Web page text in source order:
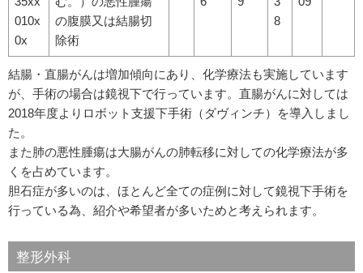
010x
0x
の腹膜又は結腸切
除術
8
結腸・直腸がんは増加傾向にあり、化学療法も実施しています
が、手術の場合は鏡視下で行っています。直腸がんに対しては
2018年度よりロボット支援下手術（ダヴィンチ）を導入しまし
た。
また肺の悪性腫瘍は大腸がんの肺転移に対しての化学療法が多
くを占めています。
胆石症が多いのは、ほとんど全ての症例に対して鏡視下手術を
行っている為、紹介や希望者が多いためと考えられます。
整形外科